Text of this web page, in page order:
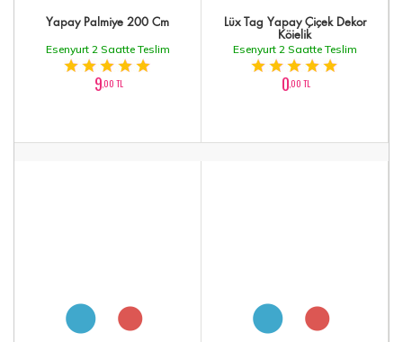
Yapay Palmiye 200 Cm
Esenyurt 2 Saatte Teslim
9,00 TL
Lüx Tag Yapay Çiçek Dekor
Köielik
Esenyurt 2 Saatte Teslim
0,00 TL